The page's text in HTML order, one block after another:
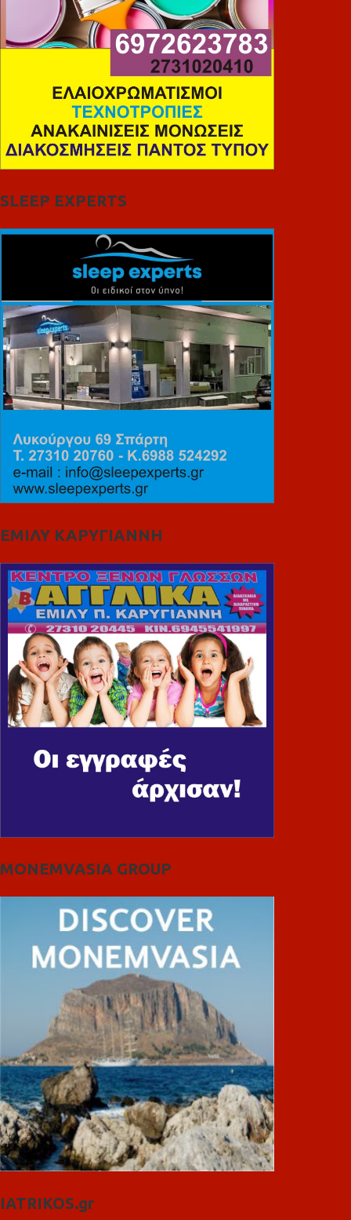
SLEEP EXPERTS
ΕΜΙΛΥ ΚΑΡΥΓΙΑΝΝΗ
MONEMVASIA GROUP
IATRIKOS.gr